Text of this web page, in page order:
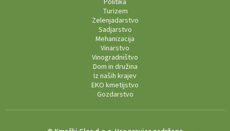
Turizem
Zelenjadarstvo
Sadjarstvo
Mehanizacija
Vinarstvo
Vinogradništvo
Dom in družina
Iz naših krajev
EKO kmetijstvo
Gozdarstvo